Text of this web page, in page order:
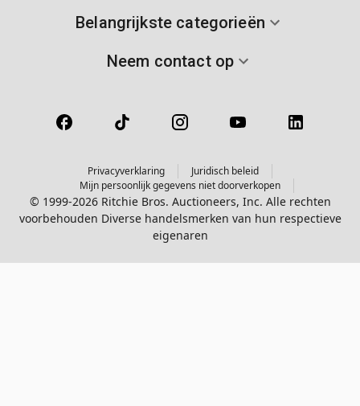
Belangrijkste categorieën
Neem contact op
Privacyverklaring
Juridisch beleid
Mijn persoonlijk gegevens niet doorverkopen
© 1999-2026 Ritchie Bros. Auctioneers, Inc. Alle rechten
voorbehouden Diverse handelsmerken van hun respectieve
eigenaren